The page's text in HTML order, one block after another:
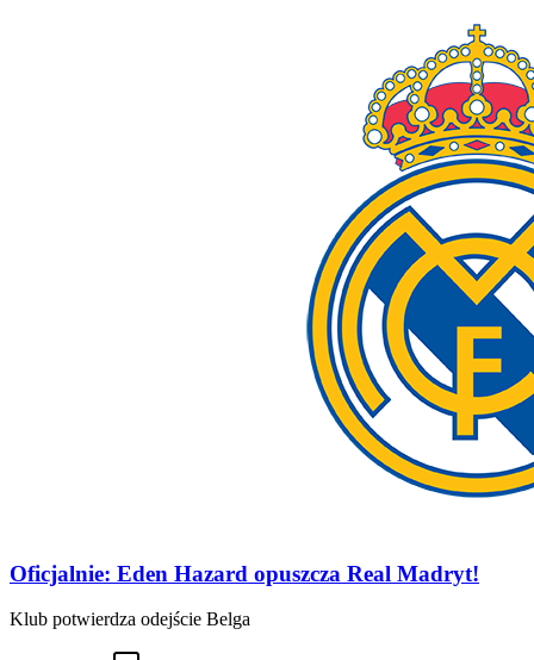
Oficjalnie: Eden Hazard opuszcza Real Madryt!
Klub potwierdza odejście Belga